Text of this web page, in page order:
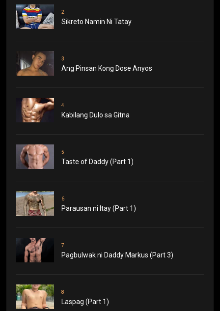
2
Sikreto Namin Ni Tatay
3
Ang Pinsan Kong Dose Anyos
4
Kabilang Dulo sa Gitna
5
Taste of Daddy (Part 1)
6
Parausan ni Itay (Part 1)
7
Pagbulwak ni Daddy Markus (Part 3)
8
Laspag (Part 1)